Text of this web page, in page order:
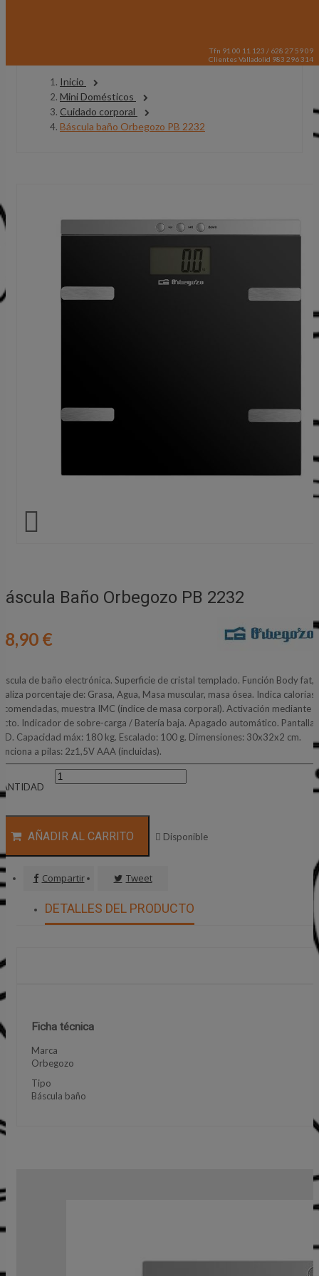
Tfn 91 00 11 123 / 628 27 59 09
Clientes Valladolid 983 296 314
Inicio
Mini Domésticos
Cuidado corporal
Báscula baño Orbegozo PB 2232

Baño Orbegozo PB 2232
€
de baño electrónica. Superficie de cristal templado. Función Body fat,
porcentaje de: Grasa, Agua, Masa muscular, masa ósea. Indica calorías
muestra IMC (índice de masa corporal). Activación mediante
Indicador de sobre-carga / Batería baja. Apagado automático. Pantalla
Capacidad máx: 180 kg. Escalado: 100 g. Dimensiones: 30x32x2 cm.
a pilas: 2z1,5V AAA (incluidas).
AÑADIR AL CARRITO  Disponible
Compartir Tweet
DETALLES DEL PRODUCTO
Ficha técnica
Marca
Orbegozo
Tipo
Báscula baño